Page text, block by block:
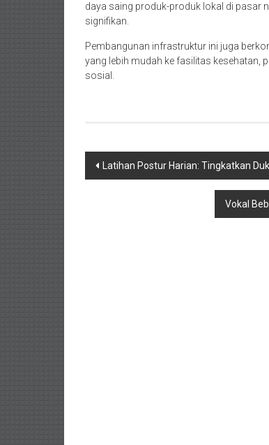
daya saing produk-produk lokal di pasar
signifikan.
Pembangunan infrastruktur ini juga
yang lebih mudah ke fasilitas kesehatan,
sosial.
Navigasi
Latihan Postur Harian: Tingkatkan
Vokal